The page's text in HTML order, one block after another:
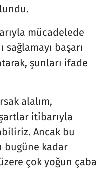
mücadelede
sağlamayı başarı
şunları ifade
alalım,
itibarıyla
Ancak bu
bugüne kadar
çok yoğun çaba